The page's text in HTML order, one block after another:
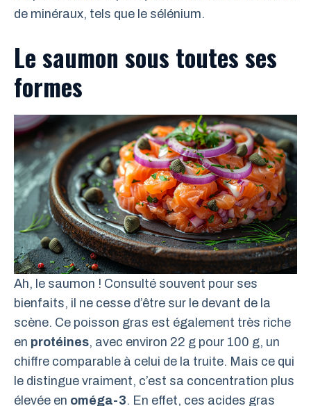
de minéraux, tels que le sélénium.
Le saumon sous toutes ses
formes
Ah, le saumon ! Consulté souvent pour ses
bienfaits, il ne cesse d’être sur le devant de la
scène. Ce poisson gras est également très riche
en protéines, avec environ 22 g pour 100 g, un
chiffre comparable à celui de la truite. Mais ce qui
le distingue vraiment, c’est sa concentration plus
élevée en oméga-3. En effet, ces acides gras